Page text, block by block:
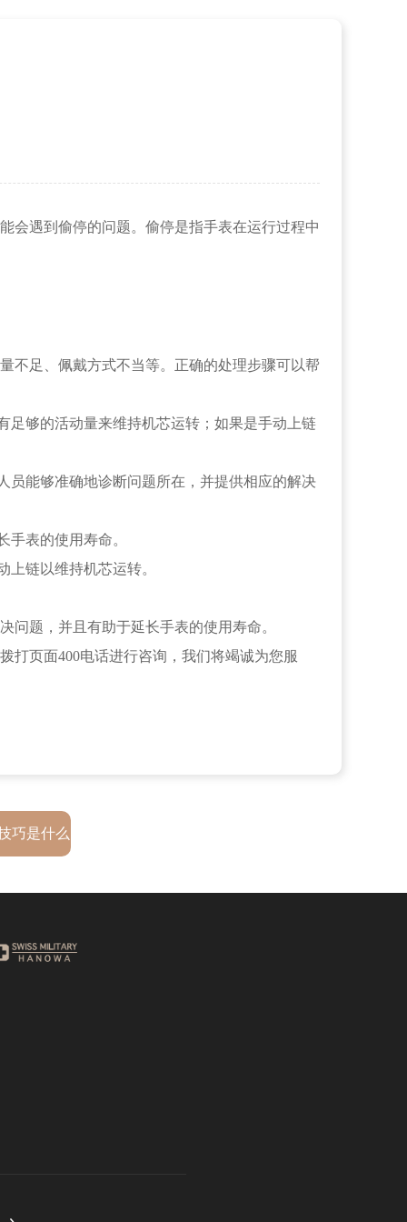
遇到偷停的问题。偷停是指手表在运行过程中
足、佩戴方式不当等。正确的处理步骤可以帮
够的活动量来维持机芯运转；如果是手动上链
能够准确地诊断问题所在，并提供相应的解决
表的使用寿命。
链以维持机芯运转。
题，并且有助于延长手表的使用寿命。
打页面400电话进行咨询，我们将竭诚为您服
巧是什么